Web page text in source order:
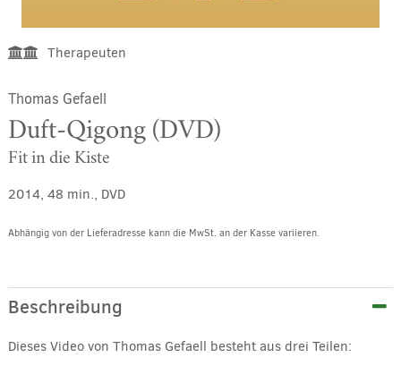
Therapeuten
Thomas Gefaell
Duft-Qigong (DVD)
Fit in die Kiste
2014, 48 min., DVD
Abhängig von der Lieferadresse kann die MwSt. an der Kasse variieren.
Beschreibung
Dieses Video von Thomas Gefaell besteht aus drei Teilen: